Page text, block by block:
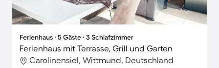
Ferienhaus ∙ 5 Gäste ∙ 3 Schlafzimmer
Ferienhaus mit Terrasse, Grill und Garten
Carolinensiel, Wittmund, Deutschland